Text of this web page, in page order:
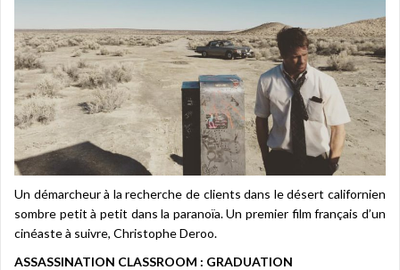
Un démarcheur à la recherche de clients dans le désert californien
sombre petit à petit dans la paranoïa. Un premier film français d’un
cinéaste à suivre, Christophe Deroo.
ASSASSINATION CLASSROOM : GRADUATION